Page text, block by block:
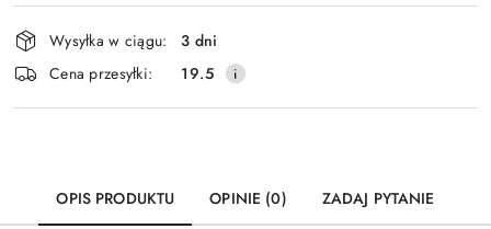
Wyślij
Dostępność
i
dostawa
Wysyłka w ciągu:
3 dni
Cena przesyłki:
19.5
OPIS PRODUKTU OPINIE (0) ZADAJ PYTANIE